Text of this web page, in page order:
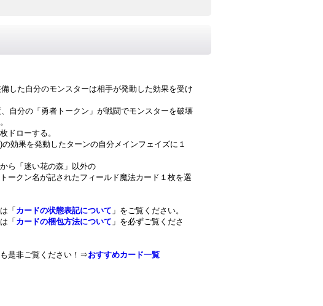
した自分のモンスターは相手が発動した効果を受け
自分の「勇者トークン」が戦闘でモンスターを破壊
ドローする。
効果を発動したターンの自分メインフェイズに１
ら「迷い花の森」以外の
ークン名が記されたフィールド魔法カード１枚を選
「 カードの状態表記について 」をご覧ください。
「 カードの梱包方法について 」を必ずご覧くださ
是非ご覧ください！⇒おすすめカード一覧